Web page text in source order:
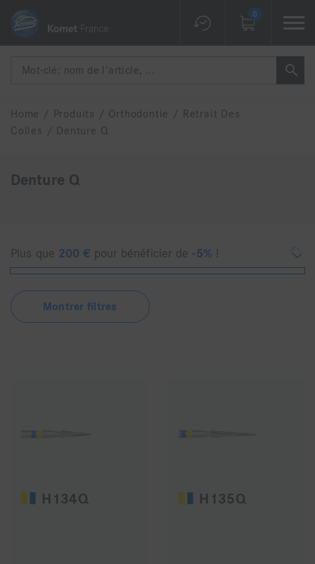
0
Home / Produits / Orthodontie /
Retrait Des
Colles
/ Denture Q
Denture Q
Plus que 200 € pour bénéficier de-5% !
Montrer filtres
H134Q H135Q